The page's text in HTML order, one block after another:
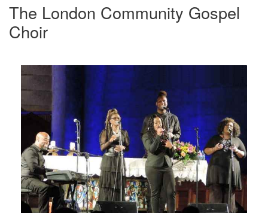
The London Community Gospel
Choir